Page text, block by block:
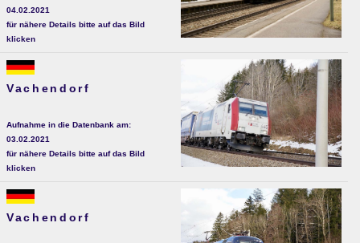
04.02.2021
für nähere Details bitte auf das Bild
klicken
Vachendorf
Aufnahme in die Datenbank am:
03.02.2021
für nähere Details bitte auf das Bild
klicken
Vachendorf